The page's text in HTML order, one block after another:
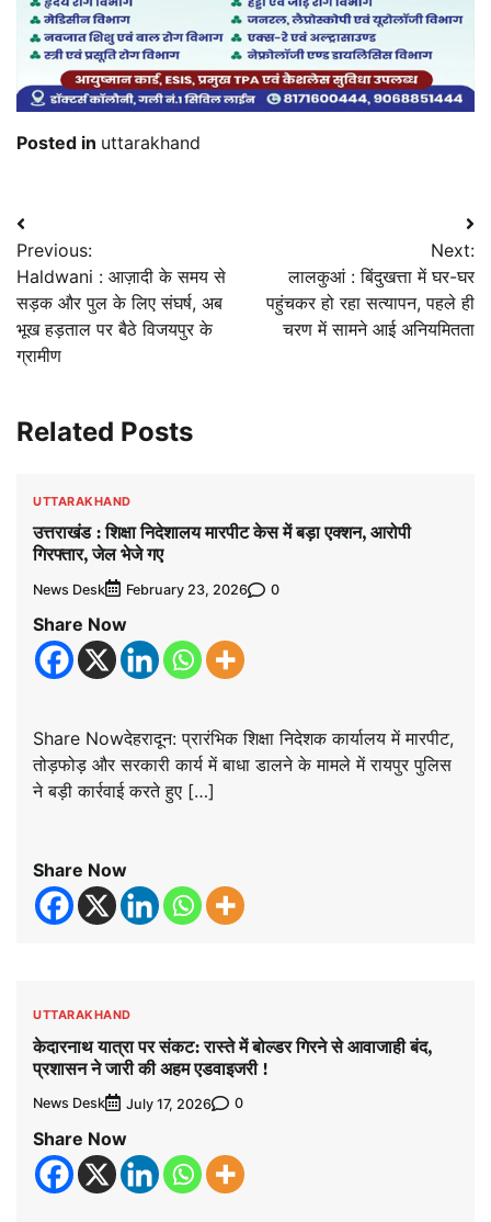
Posted in uttarakhand
Post
navigation
Previous:
Haldwani : आज़ादी के समय से
सड़क और पुल के लिए संघर्ष, अब
भूख हड़ताल पर बैठे विजयपुर के
ग्रामीण
Next:
लालकुआं : बिंदुखत्ता में घर-घर
पहुंचकर हो रहा सत्यापन, पहले ही
चरण में सामने आई अनियमितता
Related Posts
UTTARAKHAND
उत्तराखंड : शिक्षा निदेशालय मारपीट केस में बड़ा एक्शन, आरोपी
गिरफ्तार, जेल भेजे गए
News Desk February 23, 2026 0
Share Now
Share Nowदेहरादून: प्रारंभिक शिक्षा निदेशक कार्यालय में मारपीट,
तोड़फोड़ और सरकारी कार्य में बाधा डालने के मामले में रायपुर पुलिस
ने बड़ी कार्रवाई करते हुए […]
Share Now
UTTARAKHAND
केदारनाथ यात्रा पर संकट: रास्ते में बोल्डर गिरने से आवाजाही बंद,
प्रशासन ने जारी की अहम एडवाइजरी !
News Desk July 17, 2026 0
Share Now